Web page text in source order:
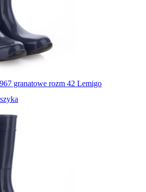
granatowe rozm 42 Lemigo